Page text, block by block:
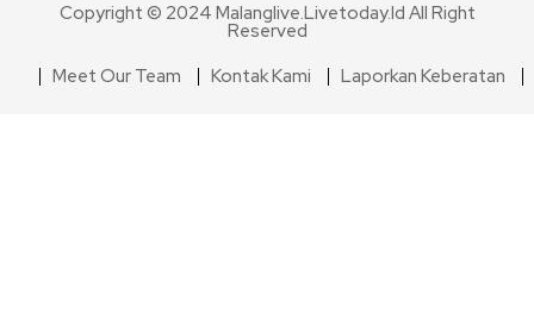
Copyright © 2024 Malanglive.livetoday.id All Right
Reserved
Meet Our Team
Kontak Kami Laporkan Keberatan